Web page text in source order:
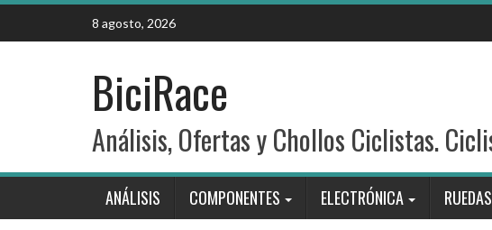
Skip
content
8 agosto, 2026
BiciRace
Análisis, Ofertas y Chollos Ciclistas.
ANÁLISIS COMPONENTES ELECTRÓNICA